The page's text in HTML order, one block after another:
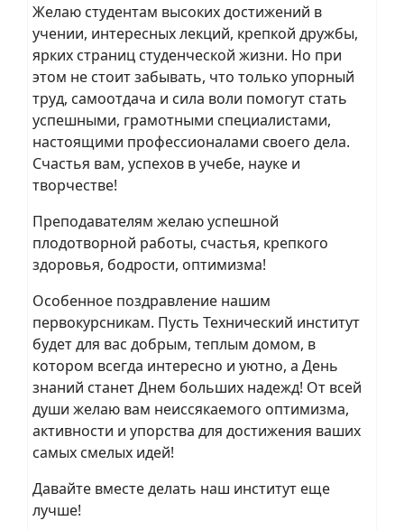
Желаю студентам высоких достижений в
учении, интересных лекций, крепкой дружбы,
ярких страниц студенческой жизни. Но при
этом не стоит забывать, что только упорный
труд, самоотдача и сила воли помогут стать
успешными, грамотными специалистами,
настоящими профессионалами своего дела.
Счастья вам, успехов в учебе, науке и
творчестве!
Преподавателям желаю успешной
плодотворной работы, счастья, крепкого
здоровья, бодрости, оптимизма!
Особенное поздравление нашим
первокурсникам. Пусть Технический институт
будет для вас добрым, теплым домом, в
котором всегда интересно и уютно, а День
знаний станет Днем больших надежд! От всей
души желаю вам неиссякаемого оптимизма,
активности и упорства для достижения ваших
самых смелых идей!
Давайте вместе делать наш институт еще
лучше!